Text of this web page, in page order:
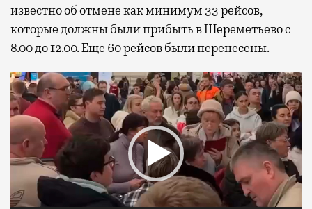
известно об отмене как минимум 33 рейсов,
которые должны были прибыть в Шереметьево с
8.00 до 12.00. Еще 60 рейсов были перенесены.
Видеоплеер